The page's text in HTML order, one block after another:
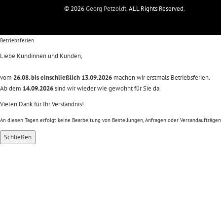
© 2026Georg Petzoldt. ALL Rights Reserved.
Betriebsferien
Liebe Kundinnen und Kunden,
vom 26.08. bis einschließlich 13.09.2026 machen wir erstmals Betriebsferien.
Ab dem 14.09.2026sind wir wieder wie gewohnt für Sie da.
Vielen Dank für Ihr Verständnis!
An diesen Tagen erfolgt keine Bearbeitung von Bestellungen, Anfragen oder
Schließen